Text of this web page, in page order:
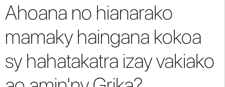
Ahoana no hianarako
mamaky haingana kokoa
sy hahatakatra izay vakiako